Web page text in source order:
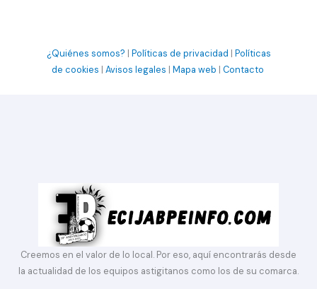
¿Quiénes somos? | Políticas de privacidad | Políticas
de cookies | Avisos legales | Mapa web | Contacto
Creemos en el valor de lo local. Por eso, aquí encontrarás desde
la actualidad de los equipos astigitanos como los de su comarca.